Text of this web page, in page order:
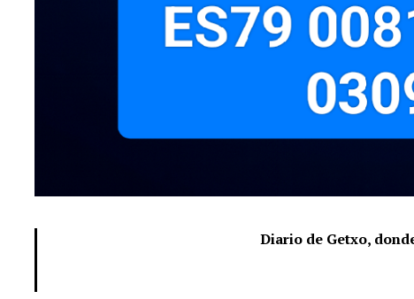
Diario de Getxo,